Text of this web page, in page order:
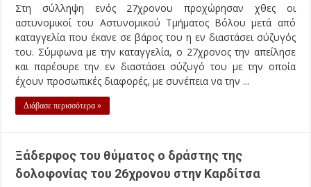
Στη σύλληψη ενός 27χρονου προχώρησαν χθες οι
αστυνομικοί του Αστυνομικού Τμήματος Βόλου μετά από
καταγγελία που έκανε σε βάρος του η εν διαστάσει σύζυγός
του. Σύμφωνα με την καταγγελία, ο 27χρονος την απείλησε
και παρέσυρε την εν διαστάσει σύζυγό του με την οποία
έχουν προσωπικές διαφορές, με συνέπεια να την ...
Διάβασε περισσότερα »
Ξάδερφος του θύματος ο δράστης της
δολοφονίας του 26χρονου στην Καρδίτσα